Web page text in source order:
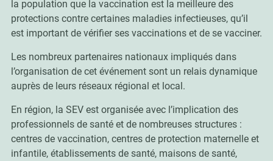
la population que la vaccination est la meilleure des
protections contre certaines maladies infectieuses, qu’il
est important de vérifier ses vaccinations et de se vacciner.
Les nombreux partenaires nationaux impliqués dans
l’organisation de cet événement sont un relais dynamique
auprès de leurs réseaux régional et local.
En région, la SEV est organisée avec l’implication des
professionnels de santé et de nombreuses structures :
centres de vaccination, centres de protection maternelle et
infantile, établissements de santé, maisons de santé,